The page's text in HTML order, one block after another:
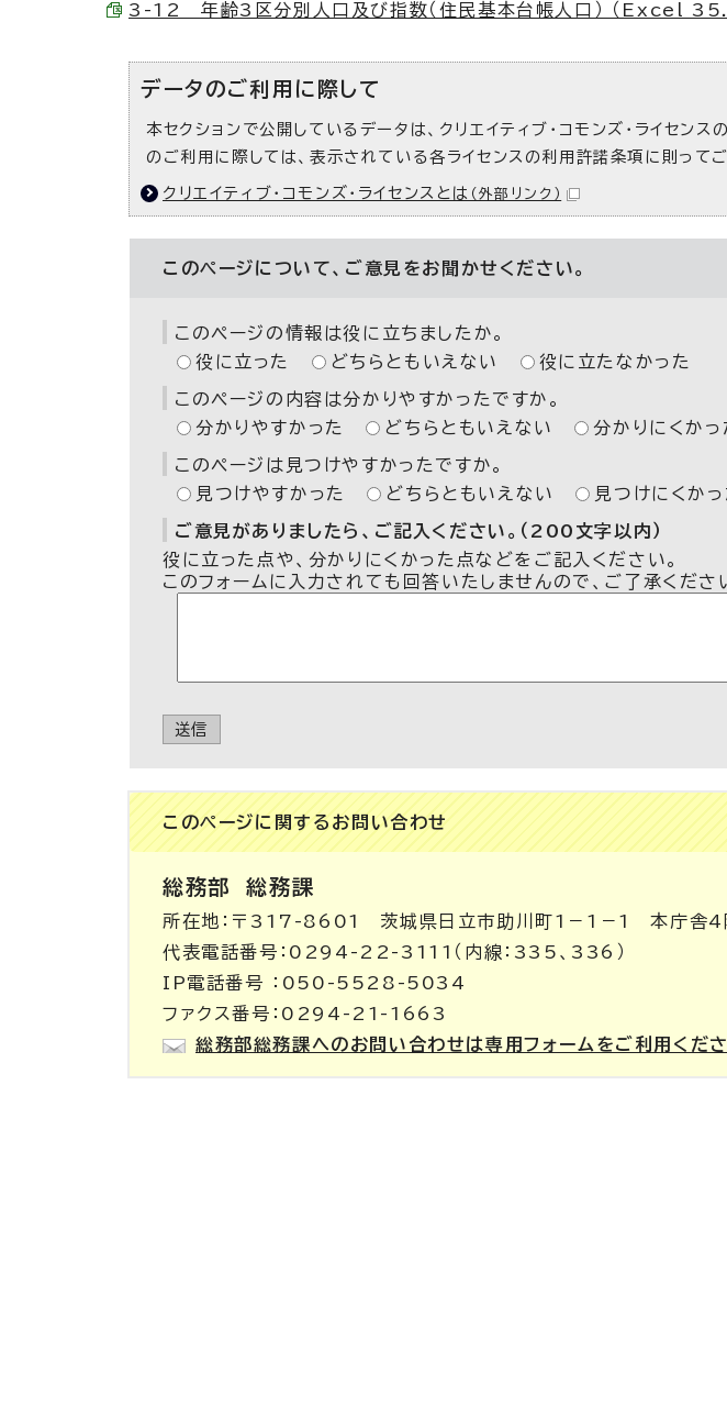
3-12 年齢3区分別人口及び指数（住民基本台帳人口） （Excel
データのご利用に際して
本セクションで公開しているデータは、クリエイティブ・コモンズ・ライセン
のご利用に際しては、表示されている各ライセンスの利用許諾条項に則ってご
クリエイティブ・コモンズ・ライセンスとは （外部リンク）
このページについて、ご意見をお聞かせください。
このページの情報は役に立ちましたか。
役に立った
どちらともいえない 役に立たなかった
このページの内容は分かりやすかったですか。
分かりやすかった
どちらともいえない 分かりにくかっ
このページは見つけやすかったですか。
見つけやすかった
どちらともいえない 見つけにくかっ
ご意見がありましたら、ご記入ください。（200文字以内）
役に立った点や、分かりにくかった点などをご記入ください。
このフォームに入力されても回答いたしませんので、ご了承くださ
送信
このページに関する お問い合わせ
総務部総務課
所在地：〒317-8601 茨城県日立市助川町1－1－1 本庁舎4
代表電話番号：0294-22-3111（内線：335、336）
IP電話番号 ：050-5528-5034
ファクス番号：0294-21-1663
総務部総務課へのお問い合わせは専用フォームをご利用くださ